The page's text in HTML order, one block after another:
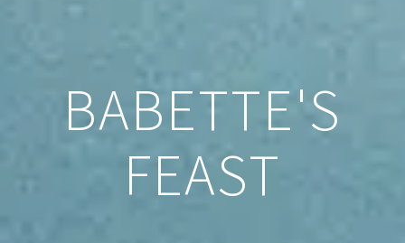
BABETTE'S
FEAST